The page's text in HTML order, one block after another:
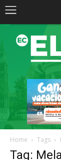
Home Tags
Tag: